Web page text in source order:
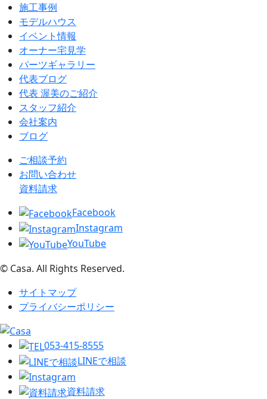
施工事例
モデルハウス
イベント情報
オーナー宅見学
パーツギャラリー
代表ブログ
代表 渥美のご紹介
スタッフ紹介
会社案内
ブログ
ご相談予約
お問い合わせ
資料請求
Facebook
Instagram
YouTube
© Casa. All Rights Reserved.
サイトマップ
プライバシーポリシー
053-415-8555
LINEで相談
資料請求